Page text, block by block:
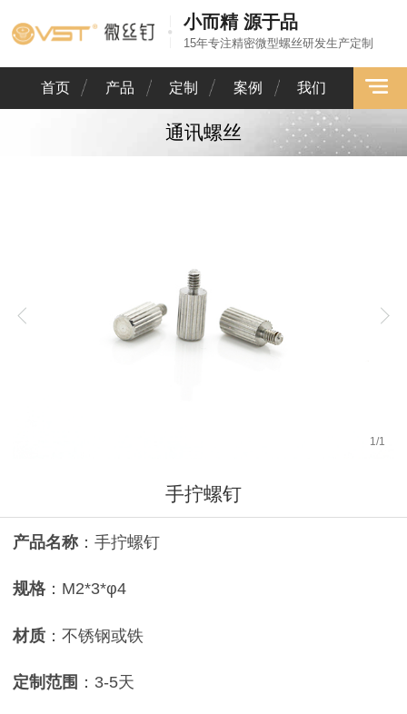
小而精 源于品
15年专注精密微型螺丝研发生产定制
首页 产品 定制 案例 我们
通讯螺丝
1 /1
手拧螺钉
产品名称 ：手拧螺钉
规格：M2*3*φ4
材质 ：不锈钢或铁
定制范围 ：3-5天